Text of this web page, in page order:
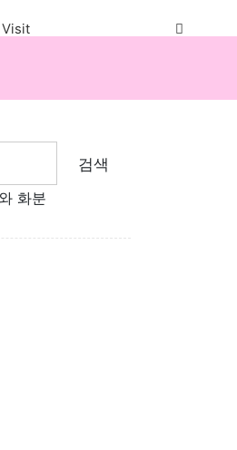
Visit
검색